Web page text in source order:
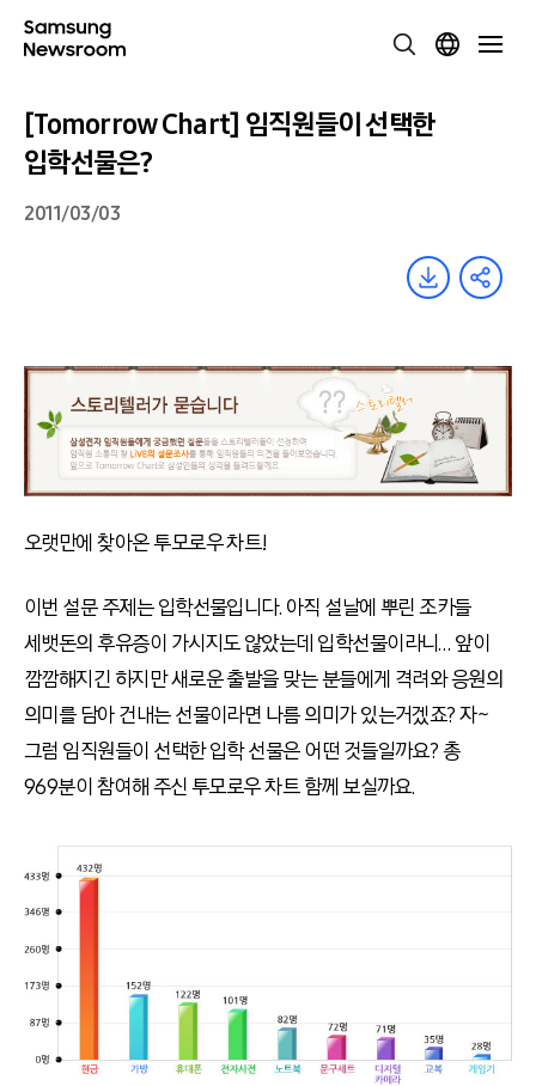
[Tomorrow Chart] 임직원들이 선택한
입학선물은?
2011/03/03
오랫만에 찾아온 투모로우 차트!
이번 설문 주제는 입학선물입니다. 아직 설날에 뿌린 조카들
세뱃돈의 후유증이 가시지도 않았는데 입학선물이라니… 앞이
깜깜해지긴 하지만 새로운 출발을 맞는 분들에게 격려와 응원의
의미를 담아 건내는 선물이라면 나름 의미가 있는거겠죠? 자~
그럼 임직원들이 선택한 입학 선물은 어떤 것들일까요? 총
969분이 참여해 주신 투모로우 차트 함께 보실까요.